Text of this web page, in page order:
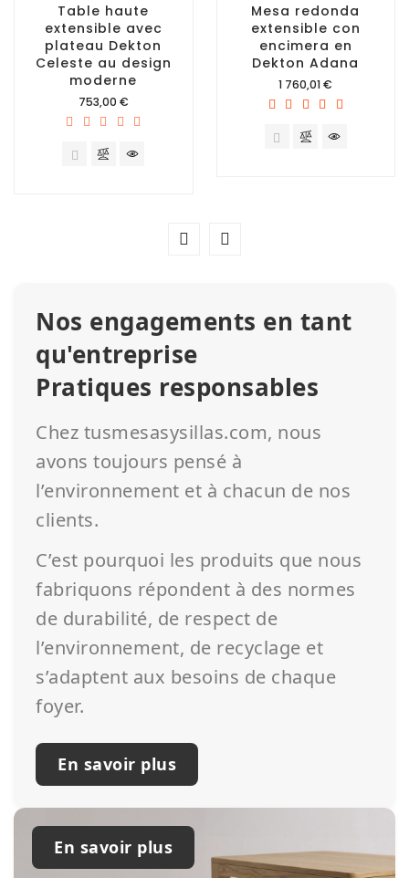
Table haute
extensible avec
plateau Dekton
Celeste au design
moderne
Prix
753,00 €
Mesa redonda
extensible con
encimera en
Dekton Adana
Prix
1 760,01 €
Nos engagements en tant
qu'entreprise
Pratiques responsables
Chez tusmesasysillas.com, nous
avons toujours pensé à
l’environnement et à chacun de nos
clients.
C’est pourquoi les produits que nous
fabriquons répondent à des normes
de durabilité, de respect de
l’environnement, de recyclage et
s’adaptent aux besoins de chaque
foyer.
En savoir plus
En savoir plus